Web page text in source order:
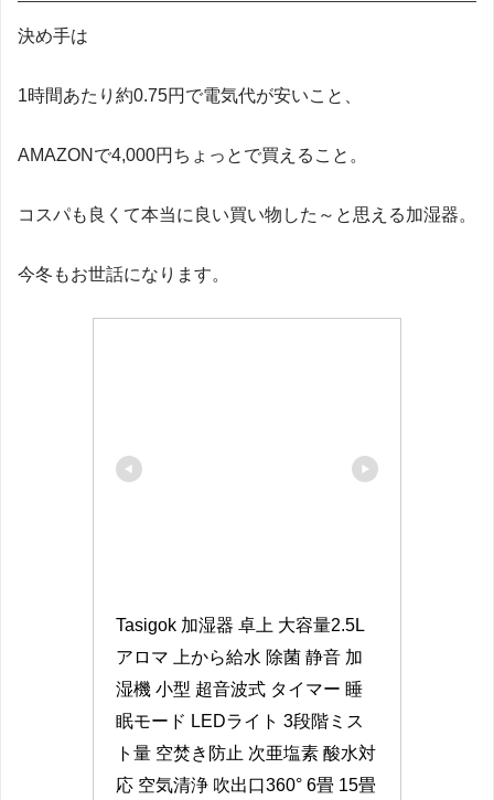
決め手は
1時間あたり約0.75円で電気代が安いこと、
AMAZONで4,000円ちょっとで買えること。
コスパも良くて本当に良い買い物した～と思える加湿器。
今冬もお世話になります。
Tasigok 加湿器 卓上 大容量2.5L
アロマ 上から給水 除菌 静音 加
湿機 小型 超音波式 タイマー 睡
眠モード LEDライト 3段階ミス
ト量 空焚き防止 次亜塩素 酸水対
応 空気清浄 吹出口360° 6畳 15畳